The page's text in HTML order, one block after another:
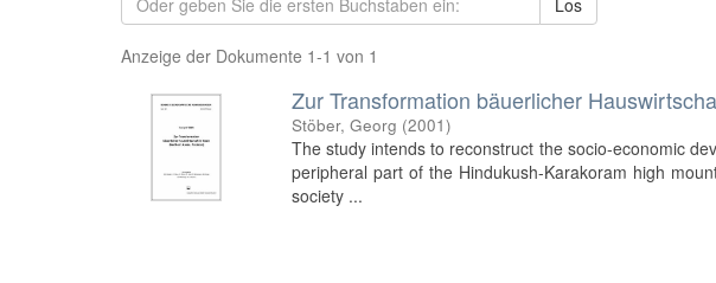
Los
Anzeige der Dokumente 1-1 von 1
Zur Transformation bäuerlicher
Stöber, Georg (2001)
The study intends to reconstruct the socio-economic
peripheral part of the Hindukush-Karakoram high
society ...